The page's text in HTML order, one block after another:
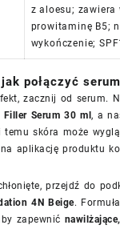
z aloesu; zawiera
prowitaminę B5;
wykończenie;
połączyć
zacznij od serum.
Filler Serum 30 ml, a
temu skóra może
aplikację produktu
przejdź do
4N Beige.
zapewnić